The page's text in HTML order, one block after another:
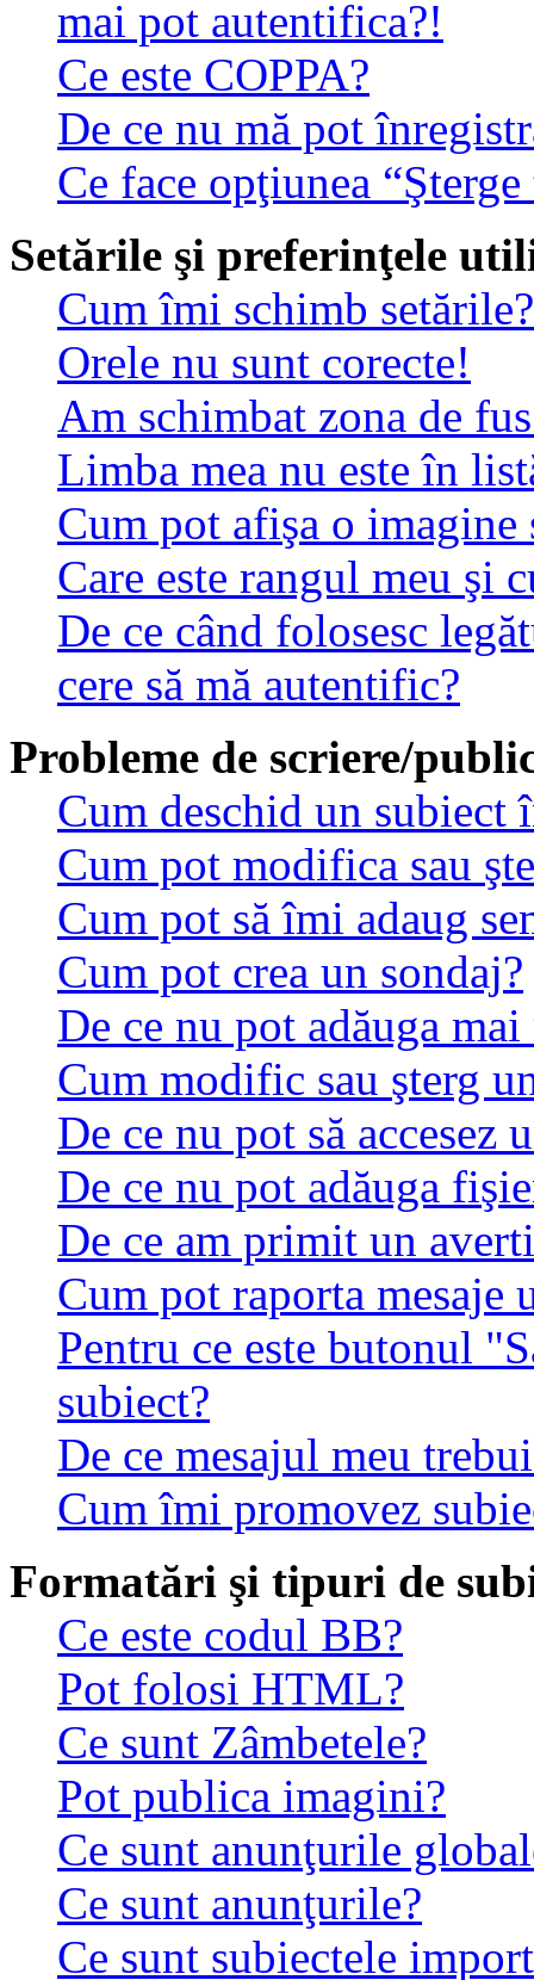
mai pot autentifica?!
Ce este COPPA?
De ce nu mă pot
Ce face opţiunea
Setările şi preferinţele
Cum îmi schimb setările?
Orele nu sunt corecte!
Am schimbat zona de
Limba mea nu este în
Cum pot afişa o
Care este rangul meu şi
De ce când folosesc
cere să mă autentific?
Probleme de scriere/
Cum deschid un subiect
Cum pot modifica sau
Cum pot să îmi adaug
Cum pot crea un sondaj?
De ce nu pot adăuga
Cum modific sau şterg
De ce nu pot să accesez
De ce nu pot adăuga
De ce am primit un
Cum pot raporta mesaje
Pentru ce este butonul
subiect?
De ce mesajul meu
Cum îmi promovez
Formatări şi tipuri de
Ce este codul BB?
Pot folosi HTML?
Ce sunt Zâmbetele?
Pot publica imagini?
Ce sunt anunţurile
Ce sunt anunţurile?
Ce sunt subiectele